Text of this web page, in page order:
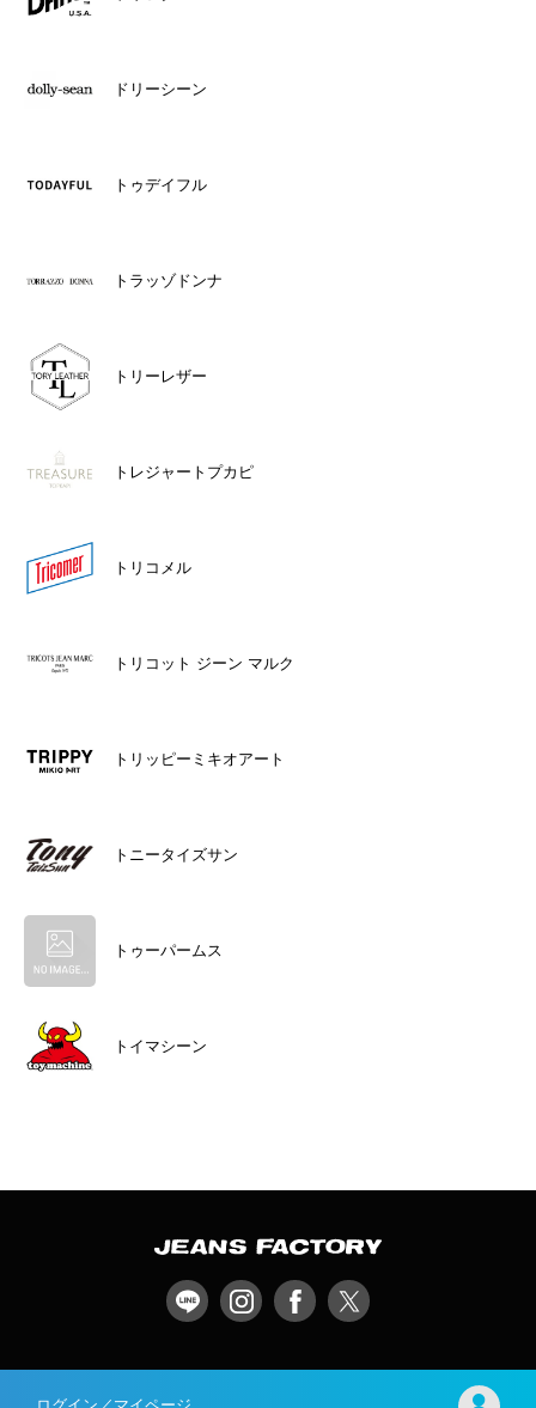
ドリーシーン
トゥデイフル
トラッゾドンナ
トリーレザー
トレジャートプカピ
トリコメル
トリコット ジーン マルク
トリッピーミキオアート
トニータイズサン
トゥーパームス
トイマシーン